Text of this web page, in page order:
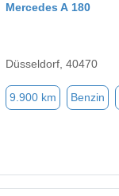
Mercedes A 180
Düsseldorf, 40470
9.900 km Benzin